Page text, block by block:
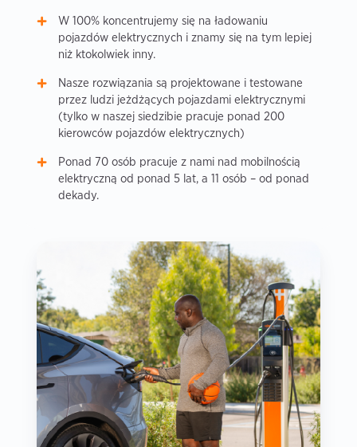
W 100% koncentrujemy się na ładowaniu
pojazdów elektrycznych i znamy się na tym lepiej
niż ktokolwiek inny.
Nasze rozwiązania są projektowane i testowane
przez ludzi jeżdżących pojazdami elektrycznymi
(tylko w naszej siedzibie pracuje ponad 200
kierowców pojazdów elektrycznych)
Ponad 70 osób pracuje z nami nad mobilnością
elektryczną od ponad 5 lat, a 11 osób – od ponad
dekady.